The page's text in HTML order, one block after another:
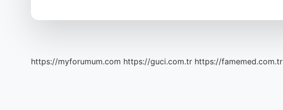
https://myforumum.com https://guci.com.tr https://famemed.com.tr